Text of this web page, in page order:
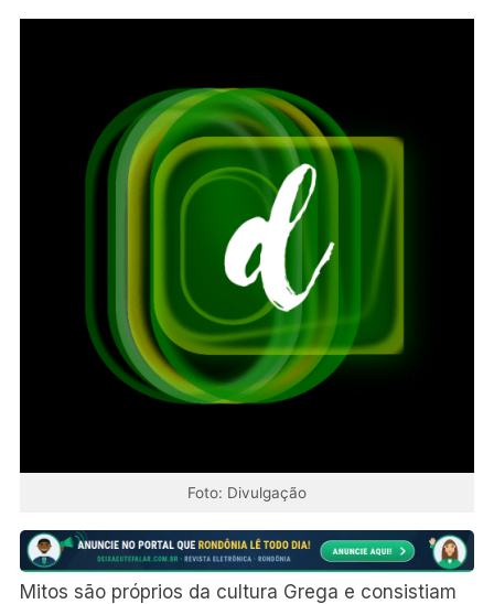
Foto: Divulgação
Mitos são próprios da cultura Grega e consistiam